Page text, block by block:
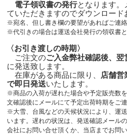
電子領収書の発行となります。
ていただきますのでダウンロード
※宛名、但し書き欄の要望があればご連絡
※代引きの場合は運送会社発行の領収書と
〈お引き渡しの時期〉
ご注文のご入金弊社確認後、翌
に発送致します。
在庫がある商品に限り、
店舗営
で即日発送いたします。
※商品の入荷が遅れた場合や予定販売数
文確認後にメールにて予定出荷時期をご連
※大雪、台風などの天候状況により、運
います。遅れの状況は、発送確認メール
会社にお問い合せ頂くか、当店までお問い